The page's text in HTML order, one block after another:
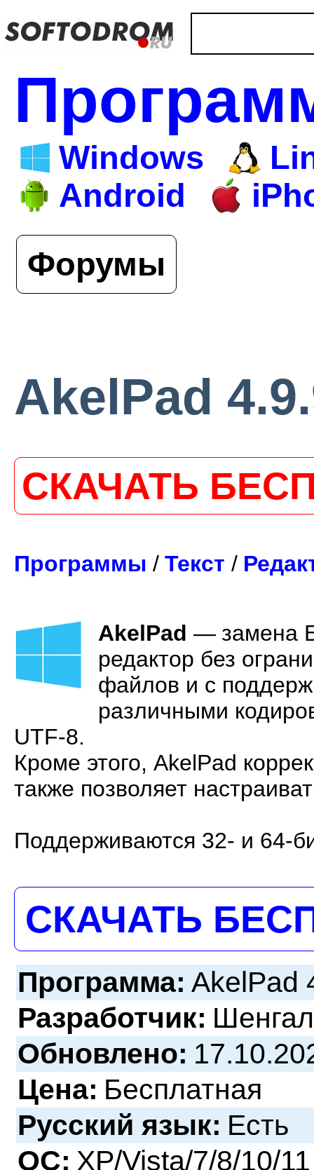
Windows
Android
Форумы
AkelPad
СКАЧАТЬ
Программы / Текст /
AkelPad — замена
редактор без
файлов и с
различными
UTF-8.
Кроме этого, AkelPad
также позволяет
Поддерживаются 32- и 64-
СКАЧАТЬ
Программа: AkelPad
Разработчик:
Обновлено:
Цена: Бесплатная
Русский язык: Есть
ОС: XP/Vista/7/8/10/11